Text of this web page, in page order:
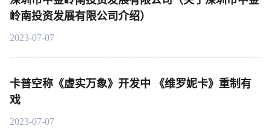
岭南投资发展有限公司介绍）
2023-07-07
卡普空称《虚实万象》开发中 《维罗妮卡》重制有
戏
2023-07-07